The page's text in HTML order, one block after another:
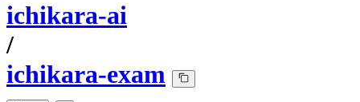
ichikara-ai
/
ichikara-exam